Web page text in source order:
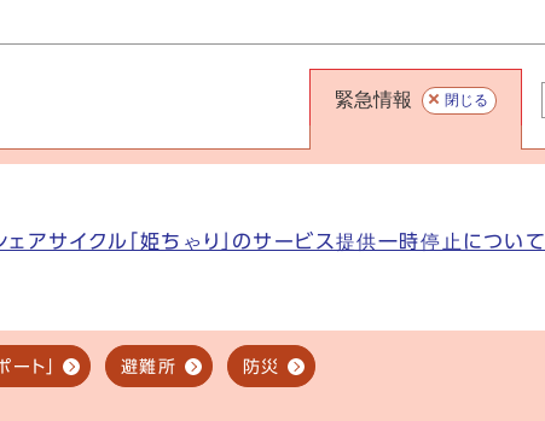
緊急情報 閉じる
ェアサイクル「姫ちゃり」のサービス提供一時停止について
ト」 避難所 防災